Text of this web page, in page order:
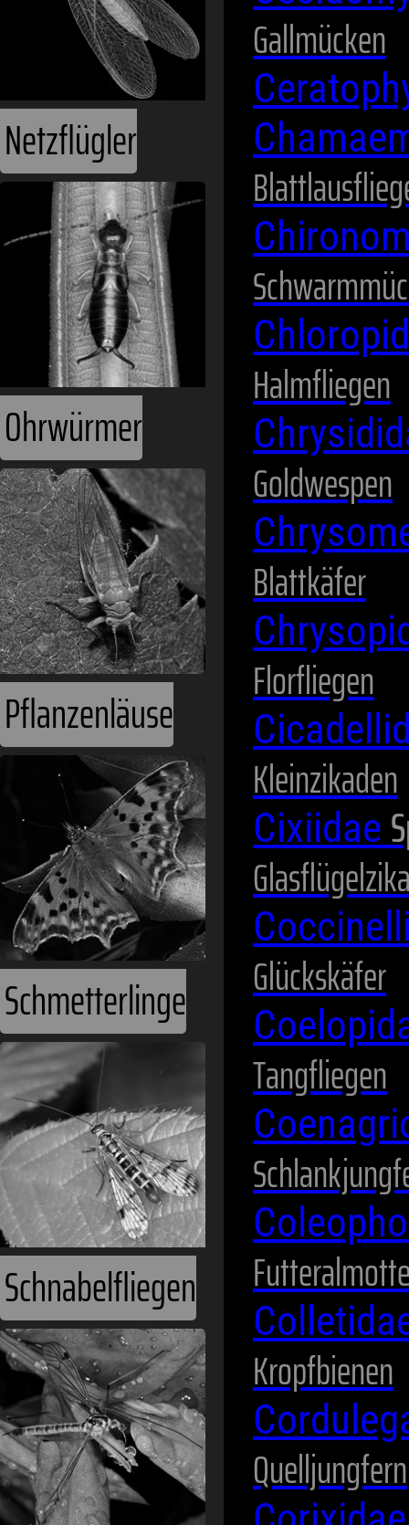
Netzflügler
Ohrwürmer
Pflanzenläuse
Schmetterlinge
Schnabelfliegen
Gallmücken
Halmfliegen
Goldwespen
Blattkäfer
Florfliegen
Kleinzikaden
Cixiidae
Glückskäfer
Tangfliegen
Kropfbienen
Quelljungfern